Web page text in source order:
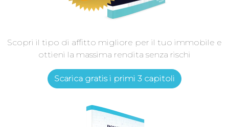
Scopri il tipo di affitto migliore per il tuo immobile e
ottieni la massima rendita senza rischi
Scarica gratis i primi 3 capitoli